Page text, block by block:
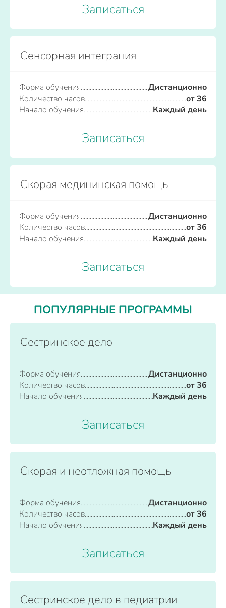
Записаться
Сенсорная интеграция
Форма обучения
Дистанционно
Количество часов
от 36
Начало обучения
Каждый день
Записаться
Скорая медицинская помощь
Форма обучения
Дистанционно
Количество часов
от 36
Начало обучения
Каждый день
Записаться
ПОПУЛЯРНЫЕ ПРОГРАММЫ
Сестринское дело
Форма обучения
Дистанционно
Количество часов
от 36
Начало обучения
Каждый день
Записаться
Скорая и неотложная помощь
Форма обучения
Дистанционно
Количество часов
от 36
Начало обучения
Каждый день
Записаться
Сестринское дело в педиатрии